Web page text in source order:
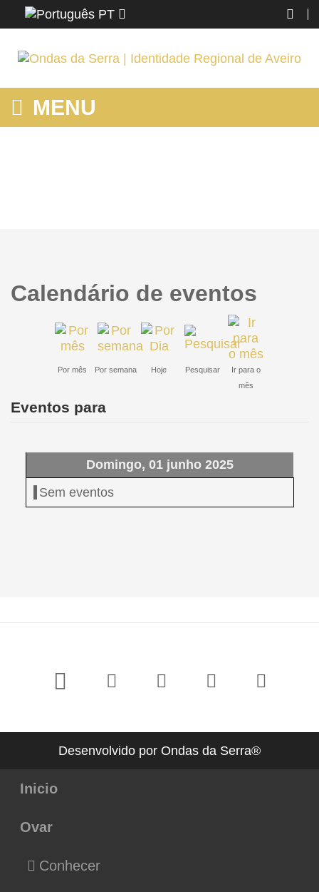
PT
MENU
Calendário de eventos
Por mês Por semana Hoje Pesquisar
Ir para o
mês
Eventos para
Domingo, 01 junho 2025
Sem eventos
Desenvolvido por Ondas da Serra®
Inicio
Ovar
Conhecer